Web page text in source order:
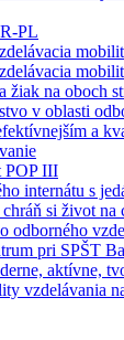
PL
žiak na oboch
v oblasti
a
POP III
internátu s
si život na
odborného
pri SPŠT
aktívne,
vzdelávania